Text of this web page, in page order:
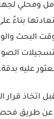
ومحلي
بناءً
البحث
عليه بدقة.
اتخاذ قرار
عن طريق